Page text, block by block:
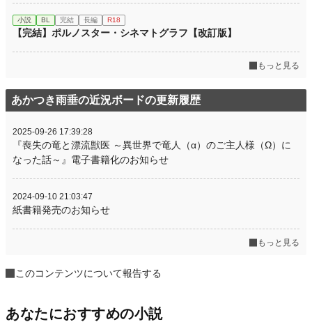
小説 BL 完結 長編 R18
【完結】ポルノスター・シネマトグラフ【改訂版】
もっと見る
あかつき雨垂の近況ボードの更新履歴
2025-09-26 17:39:28
『喪失の竜と漂流獣医 ～異世界で竜人（α）のご主人様（Ω）に
なった話～』電子書籍化のお知らせ
2024-09-10 21:03:47
紙書籍発売のお知らせ
もっと見る
このコンテンツについて報告する
あなたにおすすめの小説